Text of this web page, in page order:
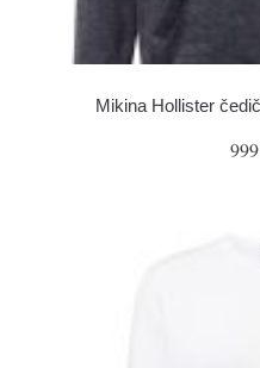
Mikina Hollister